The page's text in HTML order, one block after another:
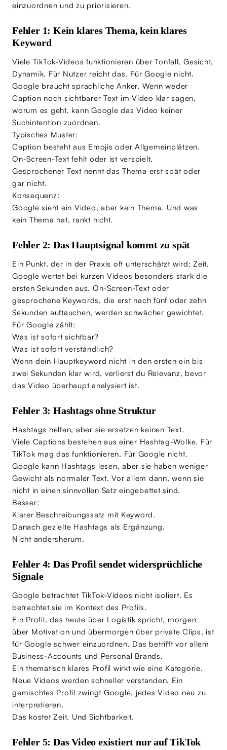
einzuordnen und zu priorisieren.
Fehler 1: Kein klares Thema, kein klares
Keyword
Viele TikTok-Videos funktionieren über Tonfall, Gesicht,
Dynamik. Für Nutzer reicht das. Für Google nicht.
Google braucht sprachliche Anker. Wenn weder
Caption noch sichtbarer Text im Video klar sagen,
worum es geht, kann Google das Video keiner
Suchintention zuordnen.
Typisches Muster:
Caption besteht aus Emojis oder Allgemeinplätzen.
On-Screen-Text fehlt oder ist verspielt.
Gesprochener Text nennt das Thema erst spät oder
gar nicht.
Konsequenz:
Google sieht ein Video, aber kein Thema. Und was
kein Thema hat, rankt nicht.
Fehler 2: Das Hauptsignal kommt zu spät
Ein Punkt, der in der Praxis oft unterschätzt wird: Zeit.
Google wertet bei kurzen Videos besonders stark die
ersten Sekunden aus. On-Screen-Text oder
gesprochene Keywords, die erst nach fünf oder zehn
Sekunden auftauchen, werden schwächer gewichtet.
Für Google zählt:
Was ist sofort sichtbar?
Was ist sofort verständlich?
Wenn dein Hauptkeyword nicht in den ersten ein bis
zwei Sekunden klar wird, verlierst du Relevanz, bevor
das Video überhaupt analysiert ist.
Fehler 3: Hashtags ohne Struktur
Hashtags helfen, aber sie ersetzen keinen Text.
Viele Captions bestehen aus einer Hashtag-Wolke. Für
TikTok mag das funktionieren. Für Google nicht.
Google kann Hashtags lesen, aber sie haben weniger
Gewicht als normaler Text. Vor allem dann, wenn sie
nicht in einen sinnvollen Satz eingebettet sind.
Besser:
Klarer Beschreibungssatz mit Keyword.
Danach gezielte Hashtags als Ergänzung.
Nicht andersherum.
Fehler 4: Das Profil sendet widersprüchliche
Signale
Google betrachtet TikTok-Videos nicht isoliert. Es
betrachtet sie im Kontext des Profils.
Ein Profil, das heute über Logistik spricht, morgen
über Motivation und übermorgen über private Clips, ist
für Google schwer einzuordnen. Das betrifft vor allem
Business-Accounts und Personal Brands.
Ein thematisch klares Profil wirkt wie eine Kategorie.
Neue Videos werden schneller verstanden. Ein
gemischtes Profil zwingt Google, jedes Video neu zu
interpretieren.
Das kostet Zeit. Und Sichtbarkeit.
Fehler 5: Das Video existiert nur auf TikTok